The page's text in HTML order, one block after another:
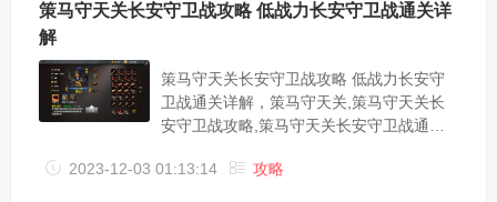
策马守天关长安守卫战攻略 低战力长安守卫战通关详
解
策马守天关长安守卫战攻略 低战力长安守
卫战通关详解，策马守天关,策马守天关长
安守卫战攻略,策马守天关长安守卫战通关
力，坦克，策马守天关手游中很多小伙伴不
2023-12-03 01:13:14 攻略